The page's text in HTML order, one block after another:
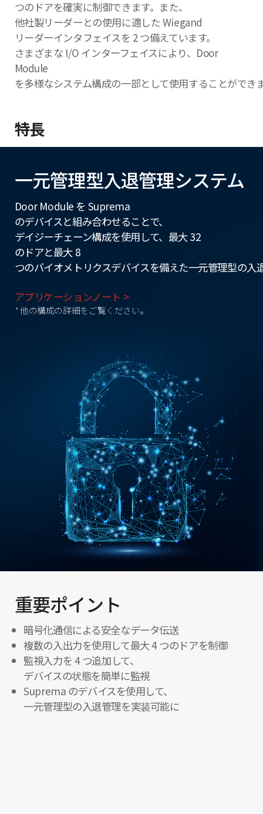
つのドアを確実に制御できます。また、
他社製リーダーとの使用に適した Wiegand
リーダーインタフェイスを 2 つ備えています。
さまざまな I/O インターフェイスにより、Door
Module
を多様なシステム構成の一部として使用することができ
特長
一元管理型入退管理システム
Door Module を Suprema
のデバイスと組み合わせることで、
デイジーチェーン構成を使用して、最大 32
のドアと最大 8
つのバイオメトリクスデバイスを備えた一元管理型の
アプリケーションノート >
* 他の構成の詳細をご覧ください。
重要ポイント
暗号化通信による安全なデータ伝送
複数の入出力を使用して最大 4 つのドアを制御
監視入力を 4 つ追加して、
デバイスの状態を簡単に監視
Suprema のデバイスを使用して、
一元管理型の入退管理を実装可能に